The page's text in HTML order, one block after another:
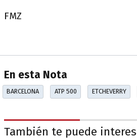
FMZ
En esta Nota
BARCELONA ATP 500 ETCHEVERRY
También te puede